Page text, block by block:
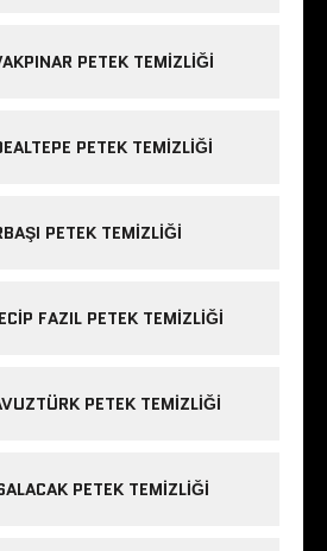
PETEK TEMIZLIĞI
PETEK TEMIZLIĞI
PETEK TEMIZLIĞI
FAZIL PETEK TEMIZLIĞI
PETEK TEMIZLIĞI
PETEK TEMIZLIĞI